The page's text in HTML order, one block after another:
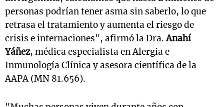
personas podrían tener asma sin saberlo, lo que
retrasa el tratamiento y aumenta el riesgo de
crisis e internaciones", afirmó la Dra.Anahí
Yáñez, médica especialista en Alergia e
Inmunología Clínica y asesora científica de la
AAPA (MN 81.656).